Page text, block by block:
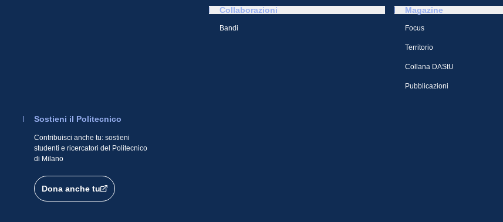
Collaborazioni
Bandi
Magazine
Focus
Territorio
Collana DAStU
Pubblicazioni
Sostieni il Politecnico
Contribuisci anche tu: sostieni
studenti e ricercatori del Politecnico
di Milano
Dona anche tu